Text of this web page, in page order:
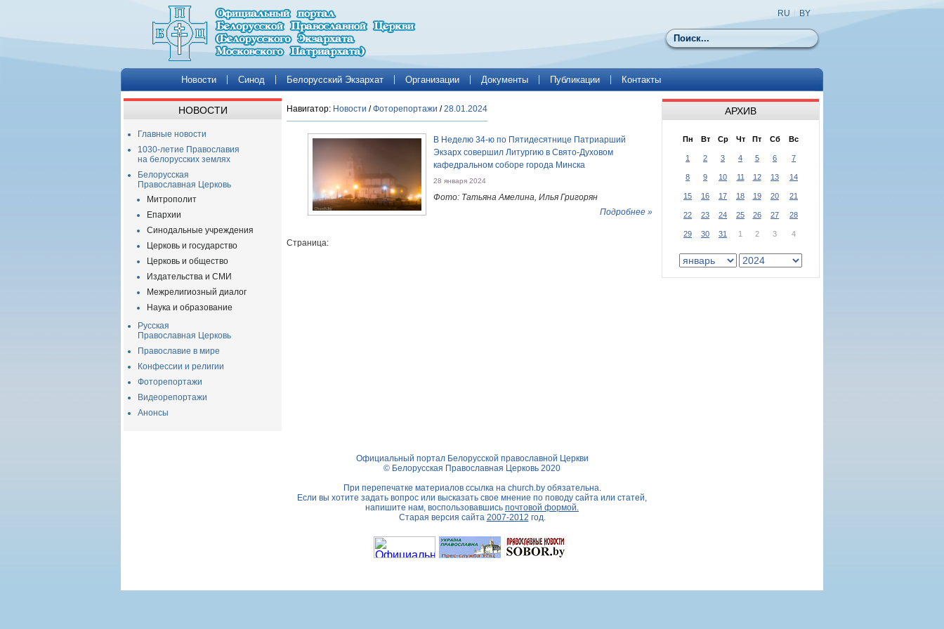
Поиск
RU BY
Новости Синод Белорусский Экзархат Организации Документы Публикации Контакты
НОВОСТИ
Главные новости
1030-летие Православия
на белорусских землях
Белорусская
Православная Церковь
Митрополит
Епархии
Синодальные учреждения
Церковь и государство
Церковь и общество
Издательства и СМИ
Межрелигиозный диалог
Наука и образование
Русская
Православная Церковь
Православие в мире
Конфессии и религии
Фоторепортажи
Видеорепортажи
Анонсы
Навигатор: Новости /Фоторепортажи /28.01.2024
В Неделю 34-ю по Пятидесятнице Патриарший
Экзарх совершил Литургию в Свято-Духовом
кафедральном соборе города Минска
28 января 2024
Фото: Татьяна Амелина, Илья Григорян
Подробнее »
Страница:
АРХИВ
Пн Вт Ср Чт Пт Сб Вс
1 2 3 4 5 6 7
8 9 10 11 12 13 14
15 16 17 18 19 20 21
22 23 24 25 26 27 28
29 30 31 1 2 3 4
Официальный портал Белорусской православной Церкви
© Белорусская Православная Церковь 2020
При перепечатке материалов ссылка на church.byобязательна.
Если вы хотите задать вопрос или высказать свое мнение по поводу сайта или статей,
напишите нам, воспользовавшись почтовой формой.
Старая версия сайта 2007-2012 год.